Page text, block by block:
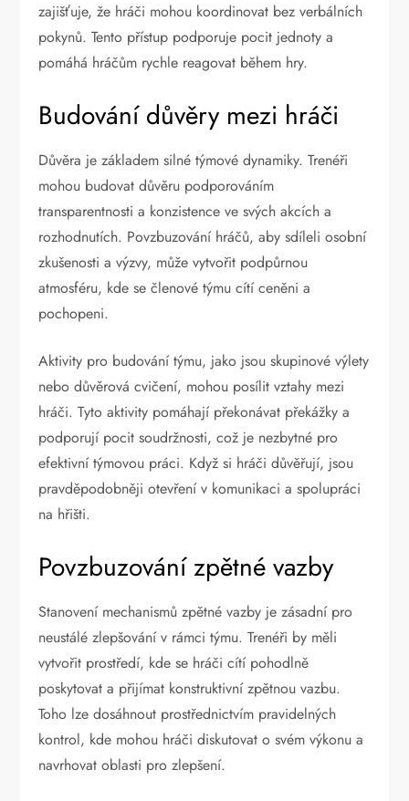
zajišťuje, že hráči mohou koordinovat bez verbálních
pokynů. Tento přístup podporuje pocit jednoty a
pomáhá hráčům rychle reagovat během hry.
Budování důvěry mezi hráči
Důvěra je základem silné týmové dynamiky. Trenéři
mohou budovat důvěru podporováním
transparentnosti a konzistence ve svých akcích a
rozhodnutích. Povzbuzování hráčů, aby sdíleli osobní
zkušenosti a výzvy, může vytvořit podpůrnou
atmosféru, kde se členové týmu cítí ceněni a
pochopeni.
Aktivity pro budování týmu, jako jsou skupinové výlety
nebo důvěrová cvičení, mohou posílit vztahy mezi
hráči. Tyto aktivity pomáhají překonávat překážky a
podporují pocit soudržnosti, což je nezbytné pro
efektivní týmovou práci. Když si hráči důvěřují, jsou
pravděpodobněji otevření v komunikaci a spolupráci
na hřišti.
Povzbuzování zpětné vazby
Stanovení mechanismů zpětné vazby je zásadní pro
neustálé zlepšování v rámci týmu. Trenéři by měli
vytvořit prostředí, kde se hráči cítí pohodlně
poskytovat a přijímat konstruktivní zpětnou vazbu.
Toho lze dosáhnout prostřednictvím pravidelných
kontrol, kde mohou hráči diskutovat o svém výkonu a
navrhovat oblasti pro zlepšení.